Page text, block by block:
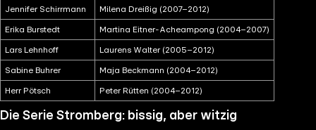
Jennifer Schirrmann Milena Dreißig (2007–2012)
Erika Burstedt Martina Eitner-Acheampong (2004–2007)
Lars Lehnhoff Laurens Walter (2005–2012)
Sabine Buhrer Maja Beckmann (2004–2012)
Herr Pötsch Peter Rütten (2004–2012)
Die Serie Stromberg: bissig, aber witzig